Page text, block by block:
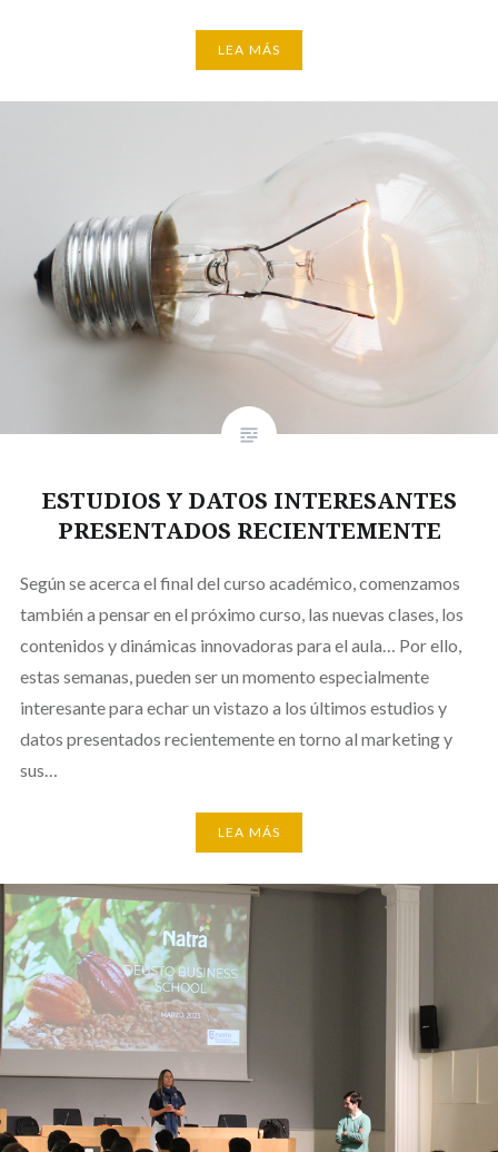
LEA MÁS
ESTUDIOS Y DATOS INTERESANTES
PRESENTADOS RECIENTEMENTE
Según se acerca el final del curso académico, comenzamos
también a pensar en el próximo curso, las nuevas clases, los
contenidos y dinámicas innovadoras para el aula… Por ello,
estas semanas, pueden ser un momento especialmente
interesante para echar un vistazo a los últimos estudios y
datos presentados recientemente en torno al marketing y
sus…
LEA MÁS